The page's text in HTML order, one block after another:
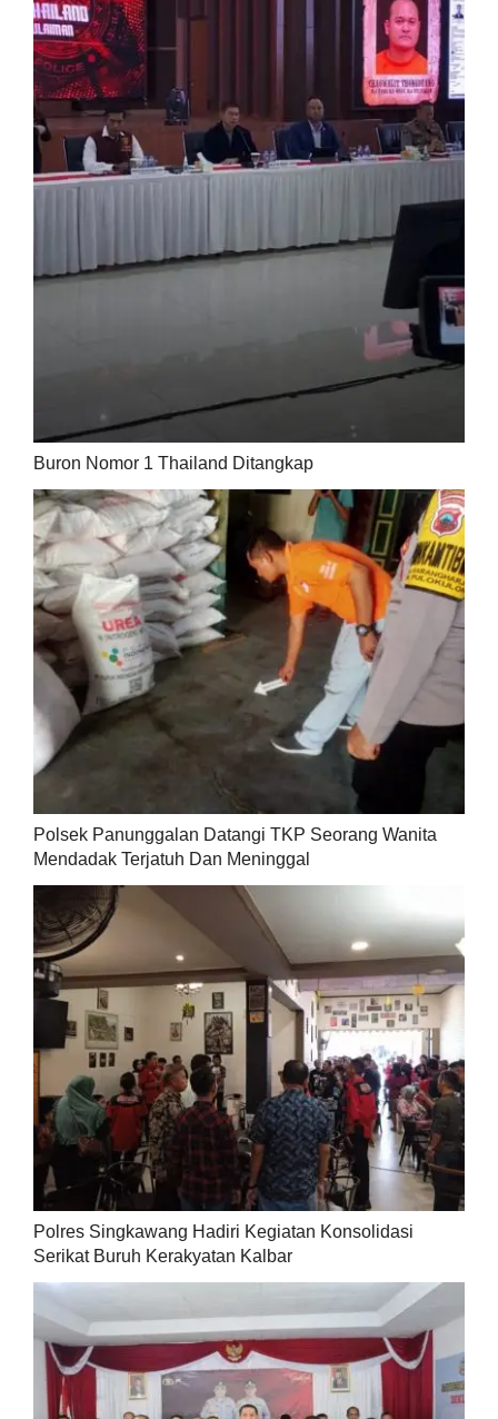
Buron Nomor 1 Thailand Ditangkap
Polsek Panunggalan Datangi TKP Seorang Wanita
Mendadak Terjatuh Dan Meninggal
Polres Singkawang Hadiri Kegiatan Konsolidasi
Serikat Buruh Kerakyatan Kalbar